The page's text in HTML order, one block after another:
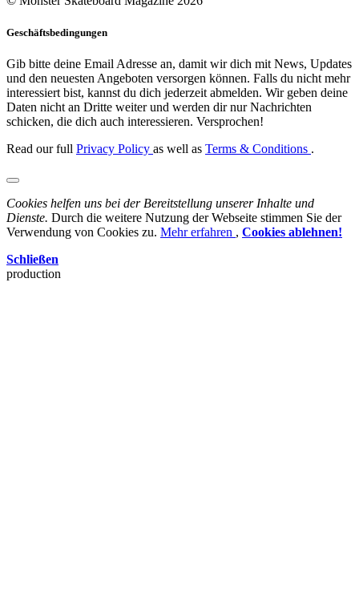
Geschäftsbedingungen
Gib bitte deine Email Adresse an, damit wir dich mit News, Updates
und den neuesten Angeboten versorgen können. Falls du nicht mehr
interessiert bist, kannst du dich jederzeit abmelden. Wir geben deine
Daten nicht an Dritte weiter und werden dir nur Nachrichten
schicken, die dich auch interessieren. Versprochen!
Read our full Privacy Policy as well as Terms & Conditions .
Cookies helfen uns bei der Bereitstellung unserer Inhalte und
Dienste. Durch die weitere Nutzung der Webseite stimmen Sie der
Verwendung von Cookies zu. Mehr erfahren , Cookies ablehnen!
Schließen
production